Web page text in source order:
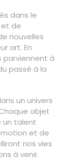
dans le
et de
nouvelles
art. En
parviennent à
passé à la
un univers
objet
un talent
et de
nos vies
à venir.